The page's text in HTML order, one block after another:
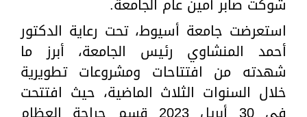
استعرضت جامعة أسيوط، تحت رعاية الدكتور
أحمد المنشاوي رئيس الجامعة، أبرز ما
شهدته من افتتاحات ومشروعات تطويرية
خلال السنوات الثلاث الماضية، حيث افتتحت